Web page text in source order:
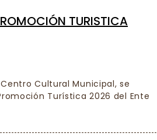
TURISTICA
Cultural Municipal, se
Turística 2026 del Ente